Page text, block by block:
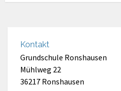
Kontakt
Grundschule Ronshausen
Mühlweg 22
36217 Ronshausen